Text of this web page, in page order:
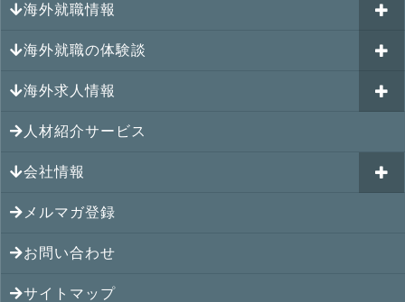
はじめての海外就職セミナー
キャリアパスポートAI
GJJキャリア伴走プログラム
GJJキャリアコミュニティ
参加受付中のイベント
過去のイベント一覧
海外就職情報
アメリカの就職情報
カナダの就職情報
メキシコの就職情報
ヨーロッパの就職情報
オセアニアの就職情報
シンガポールの就職情報
マレーシアの就職情報
海外就職の体験談
海外就職その後の体験談
シンガポール就職の体験談
マレーシア就職の体験談
タイ就職の体験談
ベトナム就職の体験談
インドネシア就職の体験談
海外求人情報
シンガポールの求人
マレーシアの求人
タイの求人
ベトナムの求人
インドネシアの求人
人材紹介サービス
会社情報
アクセス
メンバー紹介
提携先
メルマガ登録
お問い合わせ
サイトマップ